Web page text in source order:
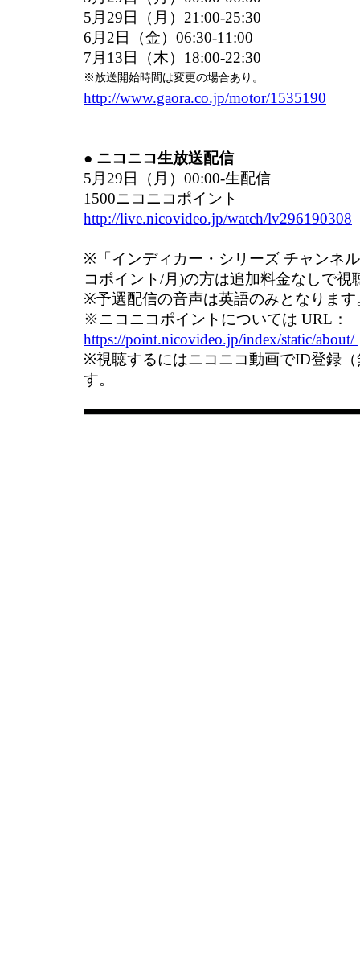
5月29日（月）21:00-25:30
6月2日（金）06:30-11:00
7月13日（木）18:00-22:30
※放送開始時間は変更の場合あり。
http://www.gaora.co.jp/motor/1535190
● ニコニコ生放送配信
5月29日（月）00:00-生配信
1500ニコニコポイント
http://live.nicovideo.jp/watch/lv296190308
※「インディカー・シリーズ チャンネ
コポイント/月)の方は追加料金なしで視
※予選配信の音声は英語のみとなります
※ニコニコポイントについては URL：
https://point.nicovideo.jp/index/static/about/
※視聴するにはニコニコ動画でID登録
す。